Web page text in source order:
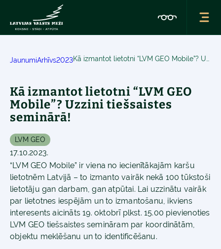
JaunumiArhīvs2023
Kā izmantot lietotni “LVM GEO
Mobile”? Uzzini tiešsaistes
seminārā!
LVM GEO
17.10.2023.
“LVM GEO Mobile” ir viena no iecienītākajām karšu
lietotnēm Latvijā – to izmanto vairāk nekā 100 tūkstoši
lietotāju gan darbam, gan atpūtai. Lai uzzinātu vairāk
par lietotnes iespējām un to izmantošanu, ikviens
interesents aicināts 19. oktobrī plkst. 15.00 pievienoties
LVM GEO tiešsaistes semināram par koordinātām,
objektu meklēšanu un to identificēšanu.